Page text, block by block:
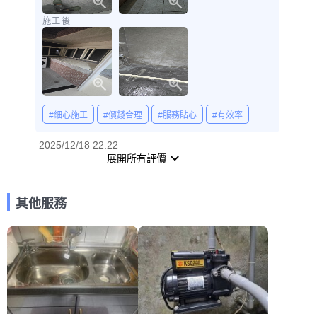
施工後
#細心施工 #價錢合理 #服務貼心 #有效率
2025/12/18 22:22
展開所有評價
其他服務